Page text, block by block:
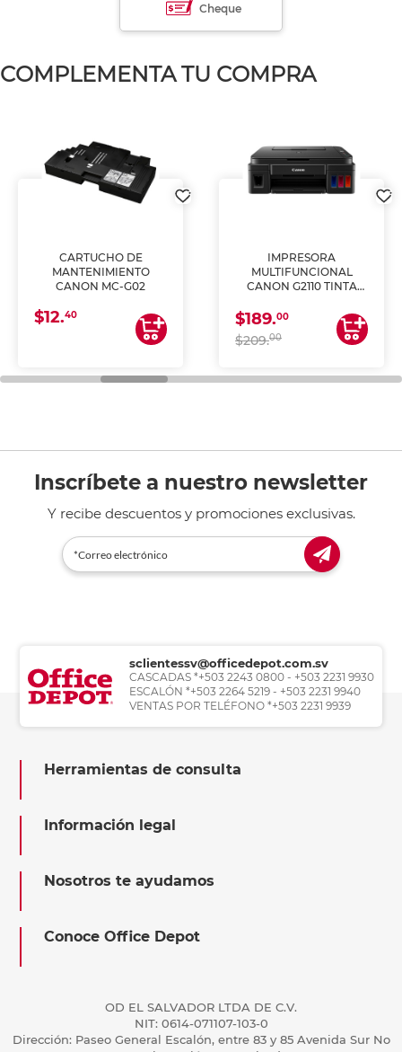
Cheque
COMPLEMENTA TU COMPRA
CARTUCHO DE
MANTENIMIENTO
CANON MC-G02
$12.40
IMPRESORA
MULTIFUNCIONAL
CANON G2110 TINTA
$189.00
$209.00
Inscríbete a nuestro newsletter
Y recibe descuentos y promociones exclusivas.
sclientessv@officedepot.com.sv
CASCADAS *+503 2243 0800 - +503 2231 9930
ESCALÓN *+503 2264 5219 - +503 2231 9940
VENTAS POR TELÉFONO *+503 2231 9939
Herramientas de consulta
Información legal
Nosotros te ayudamos
Conoce Office Depot
OD EL SALVADOR LTDA DE C.V.
NIT: 0614-071107-103-0
Dirección: Paseo General Escalón, entre 83 y 85 Avenida Sur No